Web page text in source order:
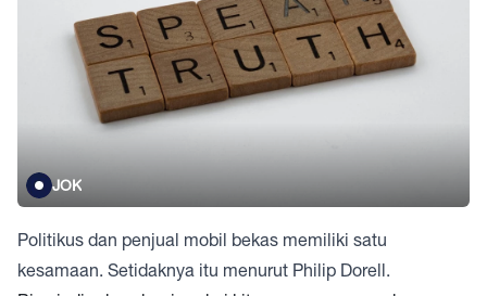
JOK
Politikus dan penjual mobil bekas memiliki satu
kesamaan. Setidaknya itu menurut Philip Dorell.